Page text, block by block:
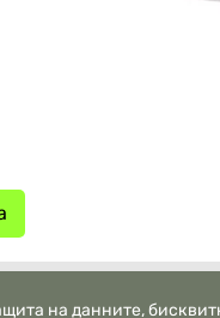
на данните,